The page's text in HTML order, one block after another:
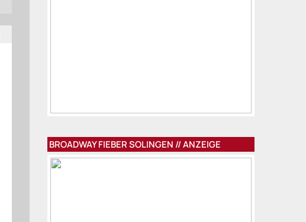
BROADWAY FIEBER SOLINGEN // ANZEIGE